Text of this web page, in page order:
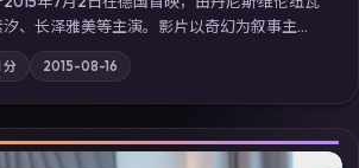
、长泽雅美等主演。影片以奇幻为叙事主
静被一封匿名信彻底打破；摄影与配乐强化地
过「国产免费观看高清电视剧在线看」延展
，畅享高清在线追剧体验。
分 2015-08-16